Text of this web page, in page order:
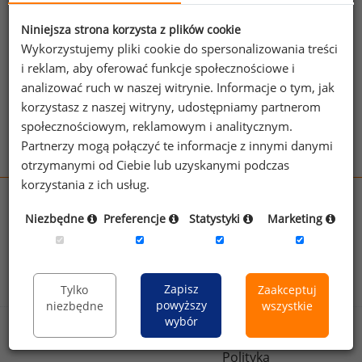
jego pomocą sprawdzić raporty dla
pozostałych.
Wykorzystaj kod
Aby otrzymać darmowy kod dostępu weź udział
wOgólnopolskim Badaniu Wynagrodzeń.
sedlak.pl
kfw.sedlak.pl
rynekpracy.pl
raportyplacowe.pl
Sklep
Kontakt
Polityka
Niniejsza strona korzysta z plików cookie
Wykorzystujemy pliki cookie do spersonalizowania treści
i reklam, aby oferować funkcje społecznościowe i
analizować ruch w naszej witrynie. Informacje o tym, jak
korzystasz z naszej witryny, udostępniamy partnerom
społecznościowym, reklamowym i analitycznym.
Partnerzy mogą połączyć te informacje z innymi danymi
otrzymanymi od Ciebie lub uzyskanymi podczas
korzystania z ich usług.
Niezbędne Preferencje Statystyki Marketing
Tylko
niezbędne
Zapisz
powyższy
wybór
Zaakceptuj
wszystkie